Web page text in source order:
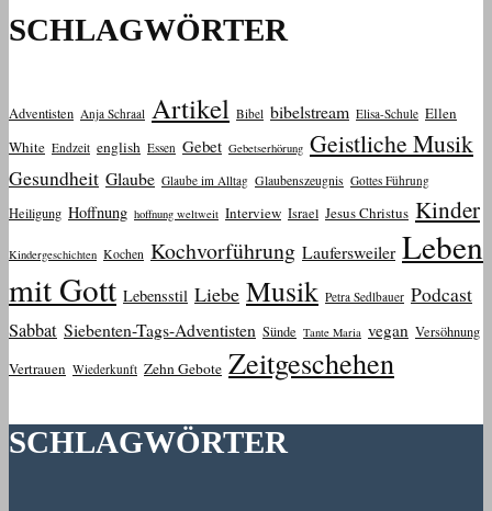
SCHLAGWÖRTER
Adventisten Anja Schraal Artikel Bibel bibelstream Elisa-Schule Ellen
White Endzeit english Essen Gebet Gebetserhörung Geistliche Musik
Gesundheit Glaube Glaube im Alltag Glaubenszeugnis Gottes Führung
Heiligung Hoffnung hoffnung weltweit Interview Israel Jesus Christus Kinder
Kindergeschichten Kochen Kochvorführung Laufersweiler Leben
mit Gott Lebensstil Liebe Musik Petra Sedlbauer Podcast
Sabbat Siebenten-Tags-Adventisten Sünde Tante Maria vegan Versöhnung
Vertrauen Wiederkunft Zehn Gebote Zeitgeschehen
SCHLAGWÖRTER